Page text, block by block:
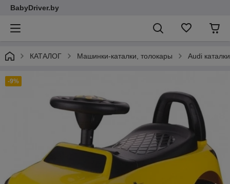
BabyDriver.by
КАТАЛОГ Машинки-каталки, толокары Audi каталки
-9%